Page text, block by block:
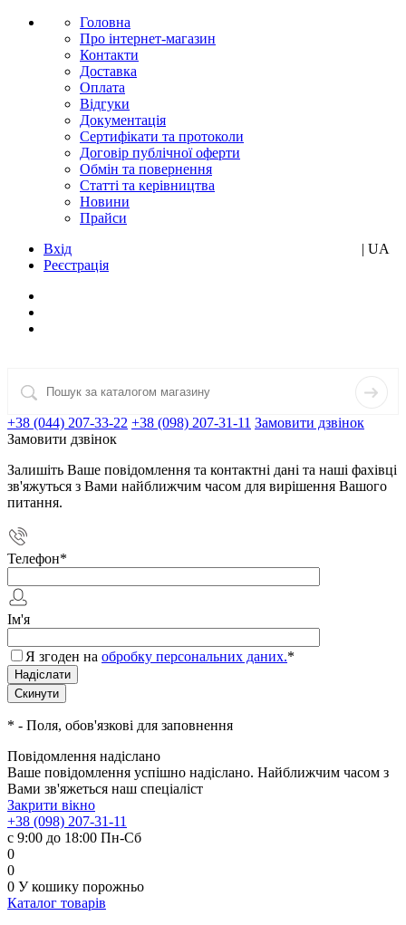
Головна
Про інтернет-магазин
Контакти
Доставка
Оплата
Відгуки
Документація
Сертифікати та протоколи
Договір публічної оферти
Обмін та повернення
Статті та керівництва
Новини
Прайси
| UA
Вхід
Реєстрація
+38 (044) 207-33-22 +38 (098) 207-31-11 Замовити дзвінок
Замовити дзвінок
Залишіть Ваше повідомлення та контактні дані та наші фахівці
зв'яжуться з Вами найближчим часом для вирішення Вашого
питання.
Телефон*
Ім'я
Я згоден на обробку персональних даних.*
* - Поля, обов'язкові для заповнення
Повідомлення надіслано
Ваше повідомлення успішно надіслано. Найближчим часом з
Вами зв'яжеться наш спеціаліст
Закрити вікно
+38 (098) 207-31-11
с 9:00 до 18:00 Пн-Сб
0
0
0 У кошику порожньо
Каталог товарів